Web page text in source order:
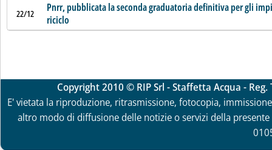
22/12
Pnrr, pubblicata la seconda graduatoria definitiva per gli
riciclo
Copyright 2010 © RIP Srl - Staffetta Acqua -
E' vietata la riproduzione, ritrasmissione, fotocopia,
altro modo di diffusione delle notizie o servizi della